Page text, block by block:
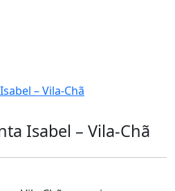
– Vila-Chã
Isabel – Vila-Chã